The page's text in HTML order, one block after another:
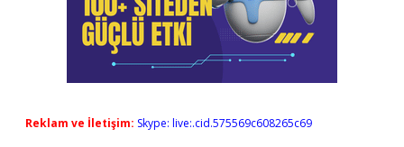
Reklam ve İletişim: Skype: live:.cid.575569c608265c69